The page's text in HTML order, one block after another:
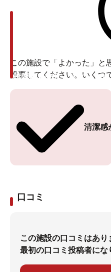
この施設で「よかった」と
投票してください。いくつ
清潔感
投票ありがとうございます
口コミ
この施設の口コミはあり
最初の口コミ投稿者にな